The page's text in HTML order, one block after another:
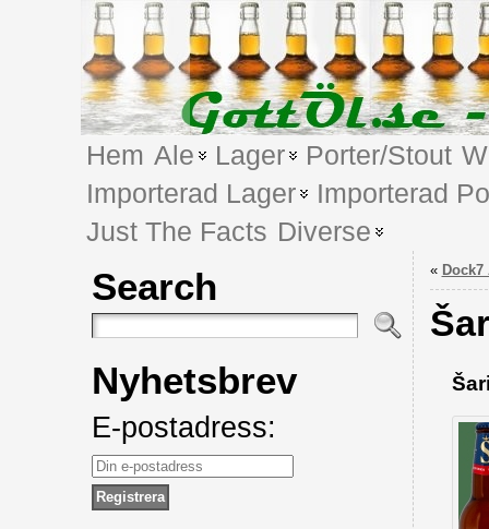
Hem Ale Lager Porter/Stout
Importerad Lager
Importerad
Just The Facts Diverse
Search
Nyhetsbrev
E-postadress:
« Dock7